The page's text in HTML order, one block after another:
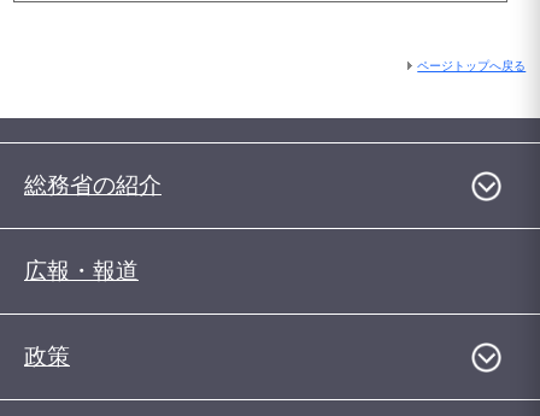
ページトップへ戻る
総務省の紹介
広報・報道
政策